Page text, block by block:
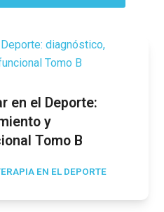
en el Deporte:
y
Tomo B
EN EL DEPORTE